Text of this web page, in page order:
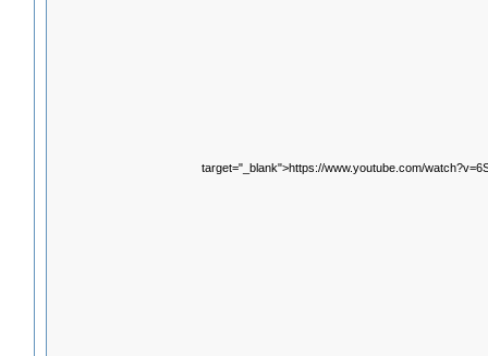
target="_blank">https://www.youtube.com/